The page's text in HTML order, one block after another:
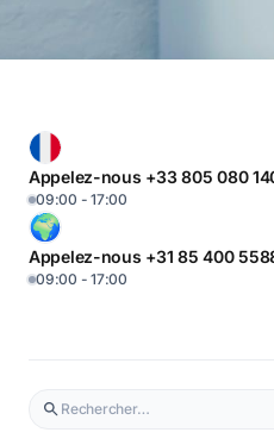
Appelez-nous +33 805 080
09:00 - 17:00
Appelez-nous +31 85 400
09:00 - 17:00